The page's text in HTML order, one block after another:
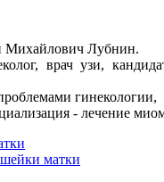
Михайлович Лубнин.
врач узи,
гинекологии,
- лечение
матки